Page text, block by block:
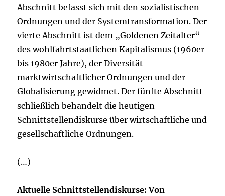
Abschnitt befasst sich mit den sozialistischen
Ordnungen und der Systemtransformation. Der
vierte Abschnitt ist dem „Goldenen Zeitalter“
des wohlfahrtstaatlichen Kapitalismus (1960er
bis 1980er Jahre), der Diversität
marktwirtschaftlicher Ordnungen und der
Globalisierung gewidmet. Der fünfte Abschnitt
schließlich behandelt die heutigen
Schnittstellendiskurse über wirtschaftliche und
gesellschaftliche Ordnungen.
(…)
Aktuelle Schnittstellendiskurse: Von